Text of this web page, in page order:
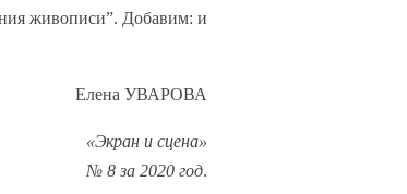
живописи”. Добавим: и
Елена УВАРОВА
«Экран и сцена»
№ 8 за 2020 год.